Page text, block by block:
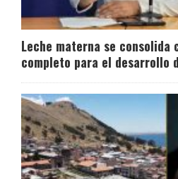
Leche materna se consolida
completo para el desarrollo